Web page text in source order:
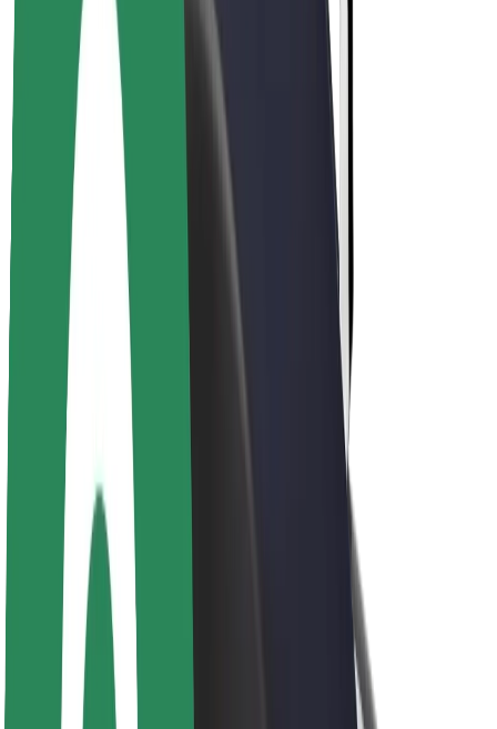
Inntekter for leveringsbud
Bolt Food-partnere
Flåter
Franchiser
Bedrift
Karrierer
Om Bolt
Bærekraft hos Bolt
Prosjekt Zero
Blogg
Nyhetsrom
Retningslinjer for varemerke
Oppdrag
Investorrelasjoner
Ledelse
Merkevare
Media
Urban Fund
Sikkerhet